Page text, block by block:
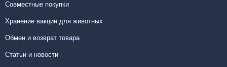
Совместные покупки
Хранение вакцин для животных
Обмен и возврат товара
Статьи и новости